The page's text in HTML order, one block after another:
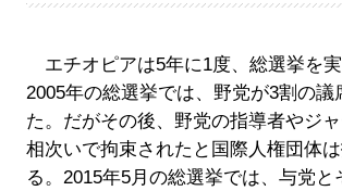
エチオピアは5年に1度、総選挙を実
2005年の総選挙では、野党が3割の議
た。だがその後、野党の指導者やジ
相次いで拘束されたと国際人権団体
る。2015年5月の総選挙では、与党と